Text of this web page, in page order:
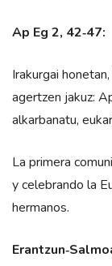
Ap Eg 2, 42‑47:
Irakurgai
agertzen jakuz:
alkarbanatu,
La primera
y celebrando la
hermanos.